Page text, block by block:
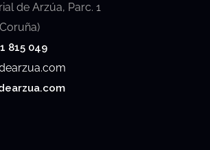
de Arzúa, Parc. 1
815 049